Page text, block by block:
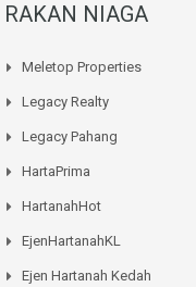
RAKAN NIAGA
Meletop Properties
Legacy Realty
Legacy Pahang
HartaPrima
HartanahHot
EjenHartanahKL
Ejen Hartanah Kedah